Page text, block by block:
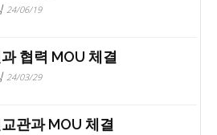
24/06/19
협력 MOU 체결
24/03/29
관과 MOU 체결